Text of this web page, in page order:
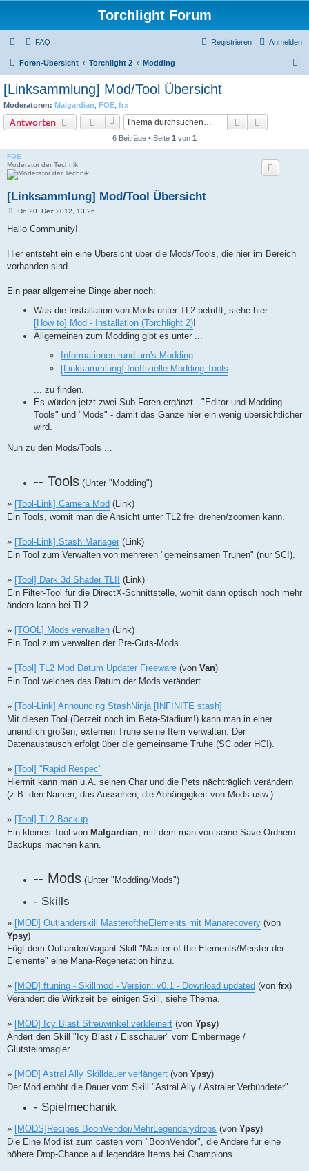
Torchlight Forum
FAQ Anmelden
Registrieren
Foren-Übersicht Torchlight 2 Modding
[Linksammlung] Mod/Tool Übersicht
Moderatoren: Malgardian FOE frx
Antworten Suche
6 Beiträge • Seite 1 von 1
FOE
Moderator der Technik
[Linksammlung] Mod/Tool Übersicht
B
i
a
Do 20. Dez 2012, 13:26
Hallo Community!
Hier entsteht ein eine Übersicht über die Mods/Tools, die hier im Bereich
vorhanden sind.
Ein paar allgemeine Dinge aber noch:
Was die Installation von Mods unter TL2 betrifft, siehe hier:
[How to] Mod - Installation (Torchlight 2)!
Allgemeinen zum Modding gibt es unter ...
Informationen rund um's Modding
[Linksammlung] Inoffizielle Modding Tools
... zu finden.
Es würden jetzt zwei Sub-Foren ergänzt - "Editor und Modding-
Tools" und "Mods" - damit das Ganze hier ein wenig übersichtlicher
wird.
Nun zu den Mods/Tools ...
-- Tools (Unter "Modding")
» [Tool-Link] Camera Mod (Link)
Ein Tools, womit man die Ansicht unter TL2 frei drehen/zoomen kann.
» [Tool-Link] Stash Manager (Link)
Ein Tool zum Verwalten von mehreren "gemeinsamen Truhen" (nur SC!).
» [Tool] Dark 3d Shader TLII
(Link)
Ein Filter-Tool für die DirectX-Schnittstelle, womit dann optisch noch mehr
ändern kann bei TL2.
» [TOOL] Mods verwalten (Link)
Ein Tool zum verwalten der Pre-Guts-Mods.
» [Tool] TL2 Mod Datum Updater Freeware (von Van)
Ein Tool welches das Datum der Mods verändert.
» [Tool-Link] Announcing StashNinja [INFINITE stash]
Mit diesen Tool (Derzeit noch im Beta-Stadium!) kann man in einer
unendlich großen, externen Truhe seine Item verwalten. Der
Datenaustausch erfolgt über die gemeinsame Truhe (SC oder HC!).
» [Tool] "Rapid Respec"
Hiermit kann man u.A. seinen Char und die Pets nächträglich verändern
(z.B. den Namen, das Aussehen, die Abhängigkeit von Mods usw.).
» [Tool] TL2-Backup
Ein kleines Tool von Malgardian , mit dem man von seine Save-Ordnern
Backups machen kann.
-- Mods (Unter "Modding/Mods")
- Skills
» [MOD] Outlanderskill MasteroftheElements mit Manarecovery (von
Ypsy)
Fügt dem Outlander/Vagant Skill "Master of the Elements/Meister der
Elemente" eine Mana-Regeneration hinzu.
» [MOD] ftuning - Skillmod - Version: v0.1 - Download updated (von frx)
Verändert die Wirkzeit bei einigen Skill, siehe Thema.
» [MOD] Icy Blast Streuwinkel verkleinert (von Ypsy)
Ändert den Skill "Icy Blast / Eisschauer" vom Embermage /
Glutsteinmagier .
» [MOD] Astral Ally Skilldauer verlängert (von Ypsy)
Der Mod erhöht die Dauer vom Skill "Astral Ally / Astraler Verbündeter".
- Spielmechanik
» [MODS]Recipes BoonVendor/MehrLegendarydrops (von Ypsy)
Die Eine Mod ist zum casten vom "BoonVendor", die Andere für eine
höhere Drop-Chance auf legendäre Items bei Champions.